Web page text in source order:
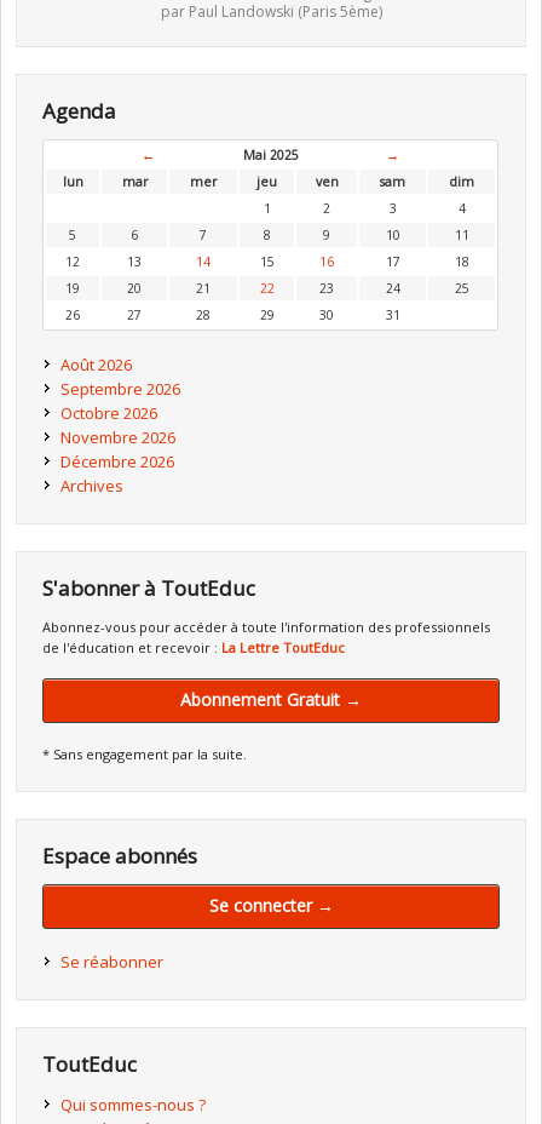
par Paul Landowski (Paris 5ème)
Agenda
← Mai 2025
→
lun
mar mer jeu ven sam
dim
1
2 3
4
5
6 7 8 9 10
11
12
13 14 15 16 17
18
19
20 21 22 23 24
25
26
27 28 29 30 31
Août 2026
Septembre 2026
Octobre 2026
Novembre 2026
Décembre 2026
Archives
S'abonner à ToutEduc
Abonnez-vous pour accéder à toute l'information des professionnels
de l'éducation et recevoir : La Lettre ToutEduc
Abonnement Gratuit →
* Sans engagement par la suite.
Espace abonnés
Se connecter →
Se réabonner
ToutEduc
Qui sommes-nous ?